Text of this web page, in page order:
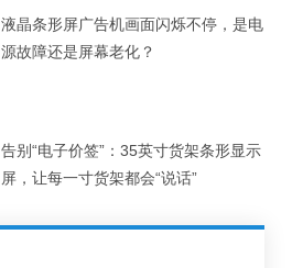
液晶条形屏广告机画面闪烁不停，是电
源故障还是屏幕老化？
告别“电子价签”：35英寸货架条形显示
屏，让每一寸货架都会“说话”